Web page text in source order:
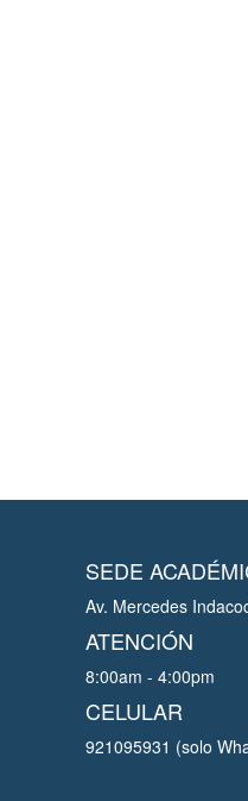
SEDE
Av. Mercedes
ATENCIÓN
8:00am - 4:00pm
CELULAR
921095931 (solo